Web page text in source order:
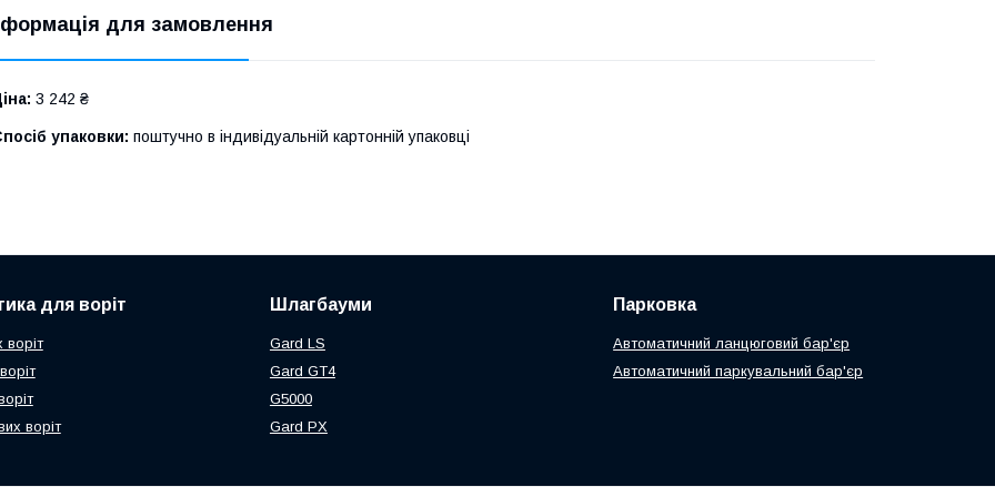
для замовлення
3 242 ₴
упаковки: поштучно в індивідуальній картонній упаковці
для воріт
воріт
Шлагбауми
Gard LS
Gard GT4
G5000
Gard PX
Парковка
Автоматичний ланцюговий бар'єр
Автоматичний паркувальний бар'єр